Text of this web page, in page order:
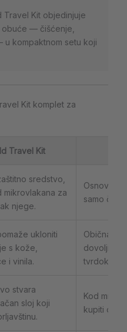
Travel Kit objedinjuje
— čišćenje,
kompaktnom setu koji
Kit komplet za
Travel Kit
sredstvo,
mikrovlakana za
njege.
Osnovni
samo
ukloniti
s kože,
i vinila.
Obična
dovoljni
stvara
sloj koji
Kod
kupiti